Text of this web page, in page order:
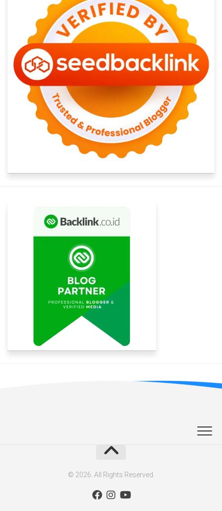
© 2026. All Rights Reserved.